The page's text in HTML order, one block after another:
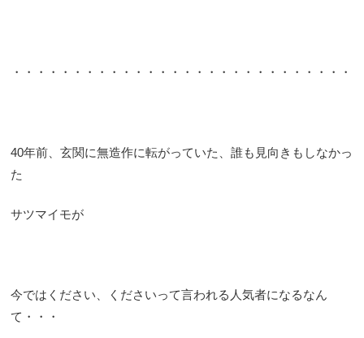
・・・・・・・・・・・・・・・・・・・・・・・・・・・・
40年前、玄関に無造作に転がっていた、誰も見向きもしなかっ
た
サツマイモが
今ではください、くださいって言われる人気者になるなん
て・・・